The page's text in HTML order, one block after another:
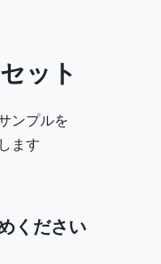
ット
ンプルを
ます
ください